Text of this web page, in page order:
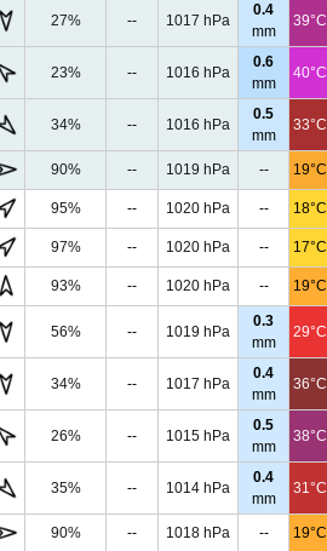
27% -- 1017 hPa
0.4
mm
39°C
23% -- 1016 hPa
0.6
mm
40°C
34% -- 1016 hPa
0.5
mm
33°C
90% -- 1019 hPa -- 19°C
95% -- 1020 hPa -- 18°C
97% -- 1020 hPa -- 17°C
93% -- 1020 hPa -- 19°C
56% -- 1019 hPa
0.3
mm
29°C
34% -- 1017 hPa
0.4
mm
36°C
26% -- 1015 hPa
0.5
mm
38°C
35% -- 1014 hPa
0.4
mm
31°C
90% -- 1018 hPa -- 19°C